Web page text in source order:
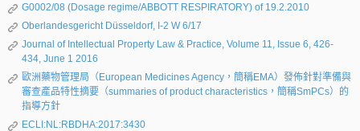
G0002/08 (Dosage regime/ABBOTT RESPIRATORY) of 19.2.2010
Oberlandesgericht Düsseldorf, I-2 W 6/17
Journal of Intellectual Property Law & Practice, Volume 11, Issue 6, 426-
434, June 1 2016
歐洲藥物管理局（European Medicines Agency，簡稱EMA）發佈針對準備與
審查產品特性摘要（summaries of product characteristics，簡稱SmPCs）的
指導方針
ECLI:NL:RBDHA:2017:3430